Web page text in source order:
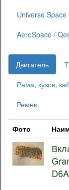
Universe
AeroSpace /
Двигатель
Рама, кузов,
Ремни
Фото